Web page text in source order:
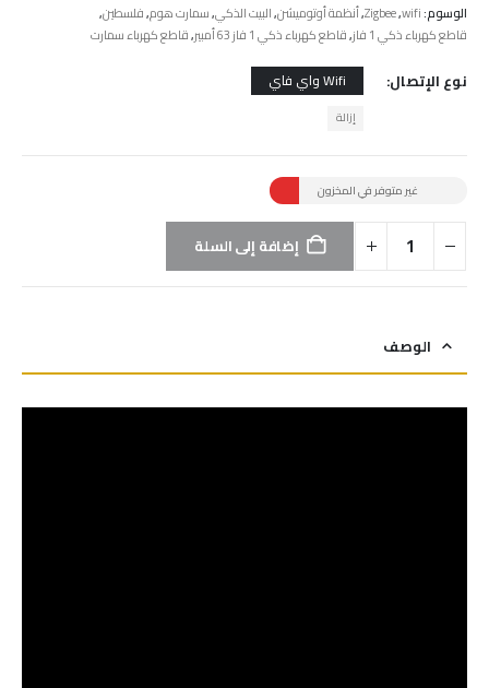
الوسوم:wifi
,
Zigbee
,أنظمة أوتوميشن,البيت الذكي,سمارت هوم,فلسطين,
قاطع كهرباء ذكي 1 فاز
,قاطع كهرباء ذكي 1 فاز 63 أمبير ,قاطع كهرباء سمارت
نوع الإتصال Wifi واي فاي
إزالة
غير متوفر في المخزون
إضافة إلى السلة
الوصف